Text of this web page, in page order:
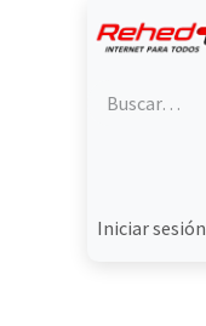
Iniciar sesión